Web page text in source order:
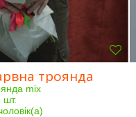
троянда
mix
шт.